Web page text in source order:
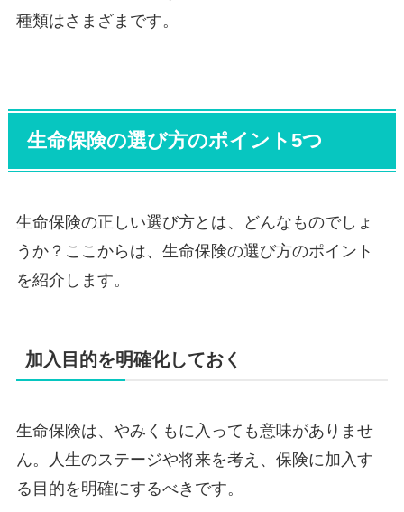
種類はさまざまです。
生命保険の選び方のポイント5つ
生命保険の正しい選び方とは、どんなものでしょ
うか？ここからは、生命保険の選び方のポイント
を紹介します。
加入目的を明確化しておく
生命保険は、やみくもに入っても意味がありませ
ん。人生のステージや将来を考え、保険に加入す
る目的を明確にするべきです。